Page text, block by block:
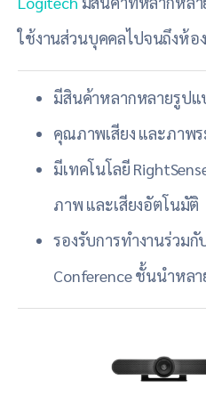
ใช้งานส่วนบุคคลไปจนถึงห้
มีสินค้าหลากหลายรูปแ
คุณภาพเสียง และภาพ
มีเทคโนโลยี
ภาพ และเสียงอัตโนมัติ
รองรับการทำงานร่วม
Conference ชั้นนำหลา